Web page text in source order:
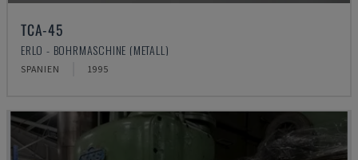
TCA-45
ERLO - BOHRMASCHINE (METALL)
SPANIEN 1995